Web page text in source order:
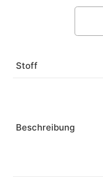
Stoff
Beschreibung